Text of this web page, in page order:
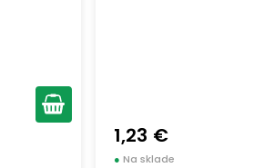
1,23 €
● Na sklade